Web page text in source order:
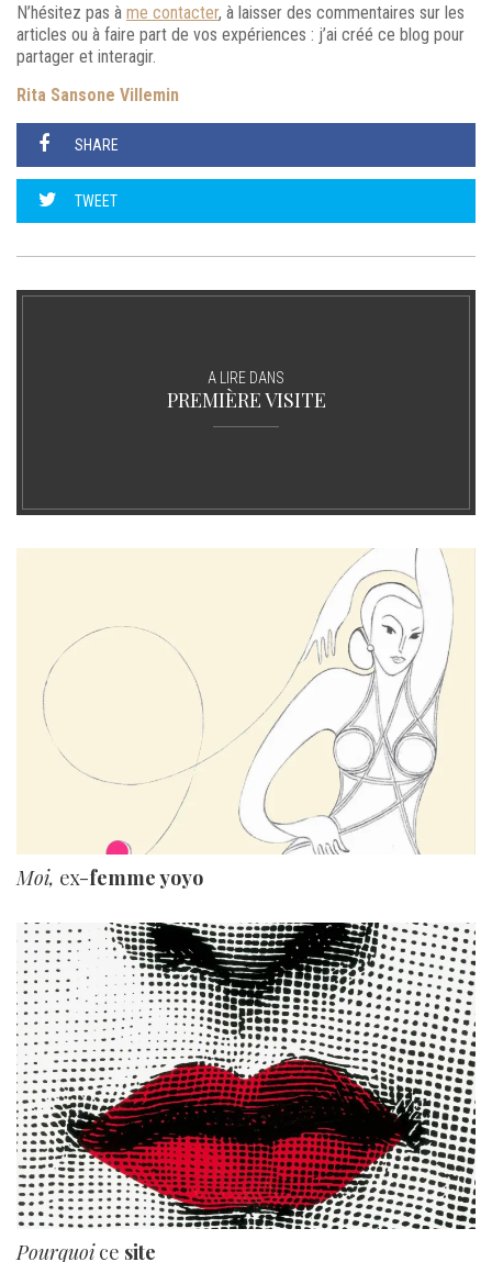
N’hésitez pas à me contacter, à laisser des commentaires sur les
articles ou à faire part de vos expériences : j’ai créé ce blog pour
partager et interagir.
Rita Sansone Villemin
SHARE
TWEET
A LIRE DANS
PREMIÈRE VISITE
Moi, ex-femme yoyo
Pourquoice site